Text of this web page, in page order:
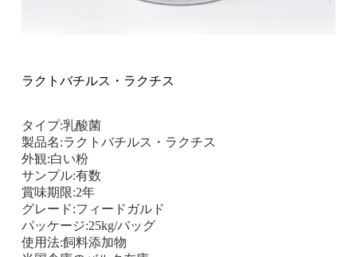
ラクトバチルス・ラクチス
タイプ:乳酸菌
製品名:ラクトバチルス・ラクチス
外観:白い粉
サンプル:有数
賞味期限:2年
グレード:フィードガルド
パッケージ:25kg/バッグ
使用法:飼料添加物